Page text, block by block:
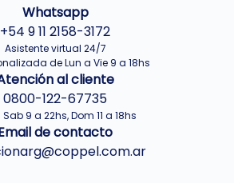
Whatsapp
+54 9 11 2158-3172
Asistente virtual 24/7
de Lun a Vie 9 a 18hs
al cliente
0800-122-67735
9 a 22hs, Dom 11 a 18hs
de contacto